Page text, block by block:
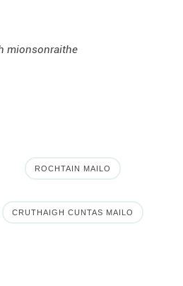
mionsonraithe
ROCHTAIN MAILO
CRUTHAIGH CUNTAS MAILO